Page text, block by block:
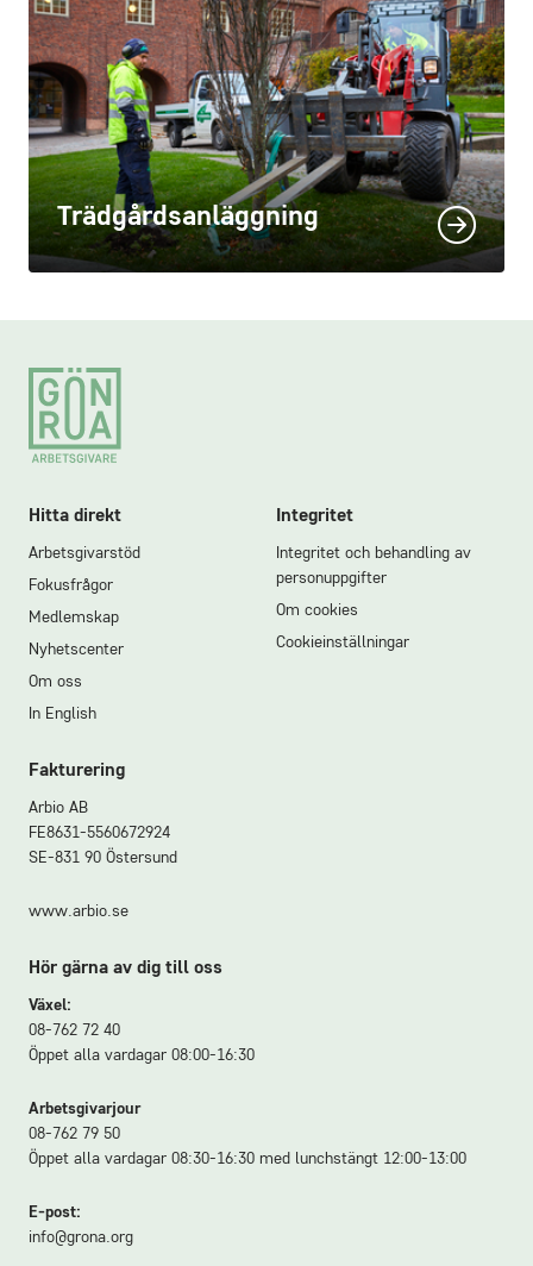
Trädgårdsanläggning
Footer
Hitta direkt
Arbetsgivarstöd
Fokusfrågor
Medlemskap
Nyhetscenter
Om oss
In English
Integritet
Integritet och behandling av
personuppgifter
Om cookies
Cookieinställningar
Fakturering
Arbio AB
FE8631-5560672924
SE-831 90 Östersund
www.arbio.se
Hör gärna av dig till oss
Växel:
08-762 72 40
Öppet alla vardagar 08:00-16:30
Arbetsgivarjour
08-762 79 50
Öppet alla vardagar 08:30-16:30 med lunchstängt 12:00-13:00
E-post:
info@grona.org